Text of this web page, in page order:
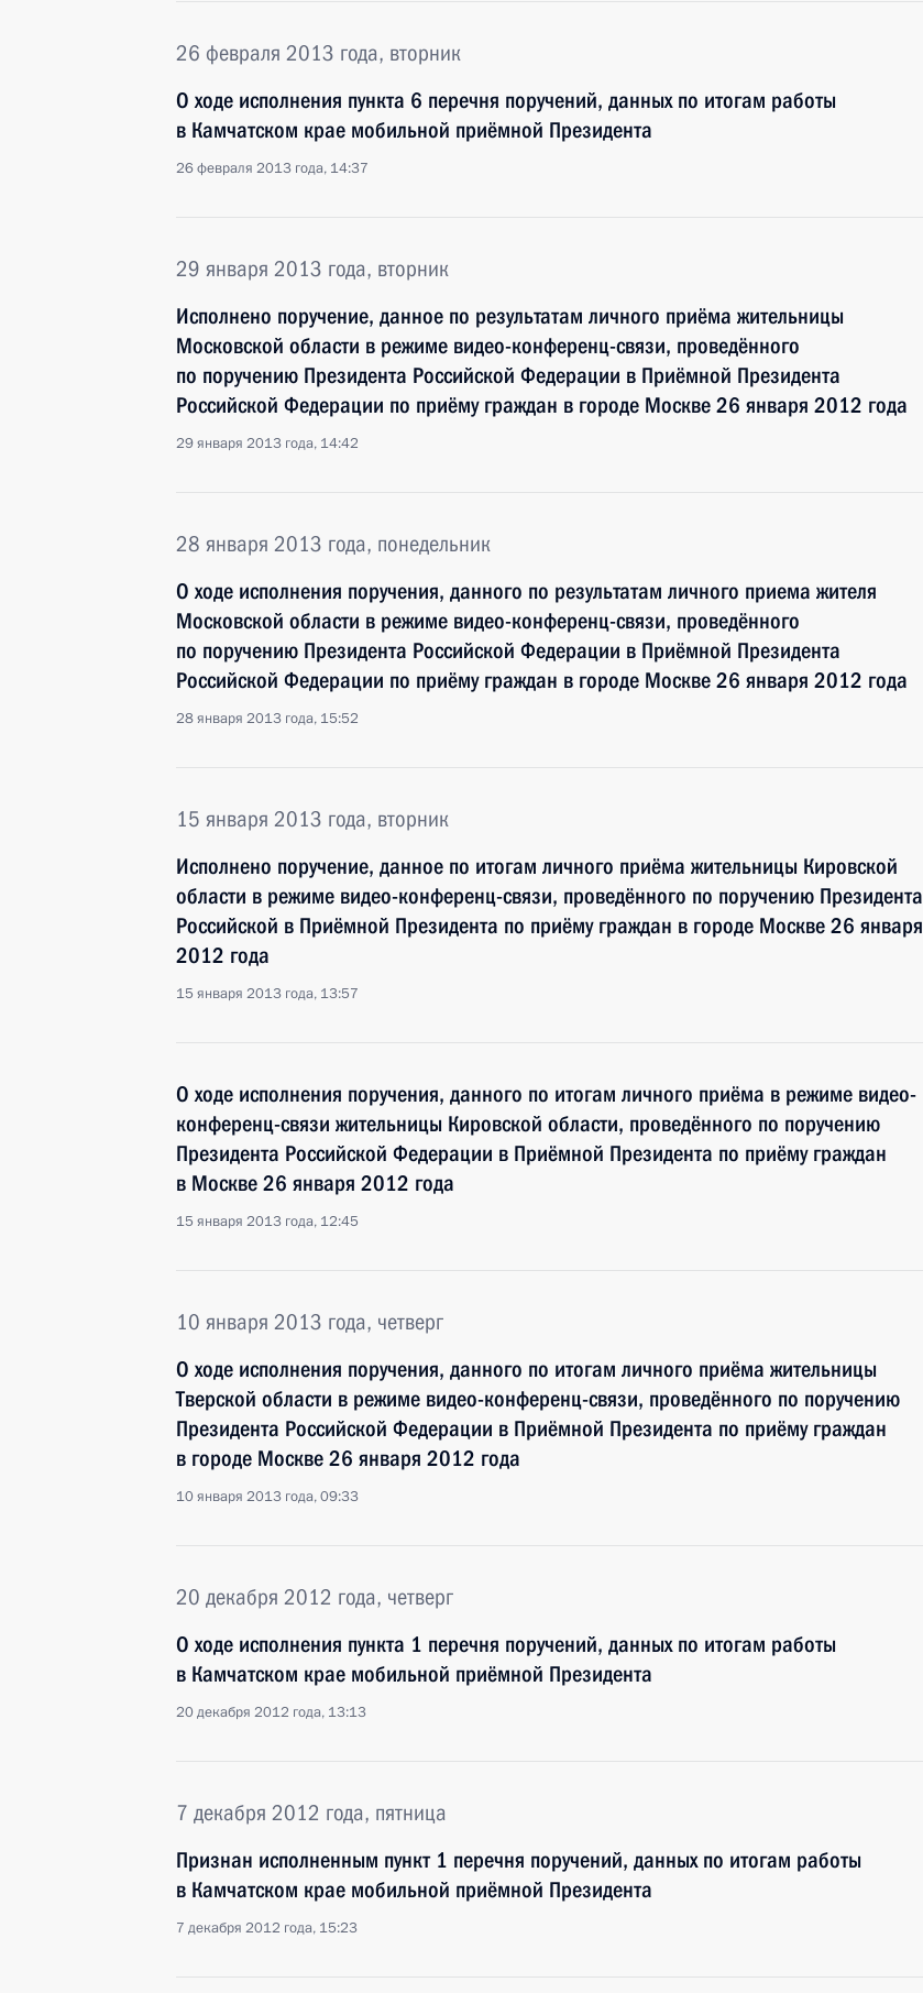
26 февраля 2013 года, вторник
О ходе исполнения пункта 6 перечня поручений, данных по итогам работы
в Камчатском крае мобильной приёмной Президента
26 февраля 2013 года, 14:37
29 января 2013 года, вторник
Исполнено поручение, данное по результатам личного приёма жительницы
Московской области в режиме видео-конференц-связи, проведённого
по поручению Президента Российской Федерации в Приёмной Президента
Российской Федерации по приёму граждан в городе Москве 26 января 2012 года
29 января 2013 года, 14:42
28 января 2013 года, понедельник
О ходе исполнения поручения, данного по результатам личного приема жителя
Московской области в режиме видео-конференц-связи, проведённого
по поручению Президента Российской Федерации в Приёмной Президента
Российской Федерации по приёму граждан в городе Москве 26 января 2012 года
28 января 2013 года, 15:52
15 января 2013 года, вторник
Исполнено поручение, данное по итогам личного приёма жительницы Кировской
области в режиме видео-конференц-связи, проведённого по поручению Президента
Российской в Приёмной Президента по приёму граждан в городе Москве 26 января
2012 года
15 января 2013 года, 13:57
О ходе исполнения поручения, данного по итогам личного приёма в режиме видео-
конференц-связи жительницы Кировской области, проведённого по поручению
Президента Российской Федерации в Приёмной Президента по приёму граждан
в Москве 26 января 2012 года
15 января 2013 года, 12:45
10 января 2013 года, четверг
О ходе исполнения поручения, данного по итогам личного приёма жительницы
Тверской области в режиме видео-конференц-связи, проведённого по поручению
Президента Российской Федерации в Приёмной Президента по приёму граждан
в городе Москве 26 января 2012 года
10 января 2013 года, 09:33
20 декабря 2012 года, четверг
О ходе исполнения пункта 1 перечня поручений, данных по итогам работы
в Камчатском крае мобильной приёмной Президента
20 декабря 2012 года, 13:13
7 декабря 2012 года, пятница
Признан исполненным пункт 1 перечня поручений, данных по итогам работы
в Камчатском крае мобильной приёмной Президента
7 декабря 2012 года, 15:23